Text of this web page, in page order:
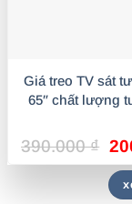
Giá treo TV sát
65″ chất lượng
390.000₫
là: